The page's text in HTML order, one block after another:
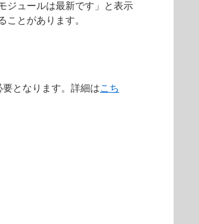
ジュールは最新です」と表示
とがあります。
となります。詳細はこち